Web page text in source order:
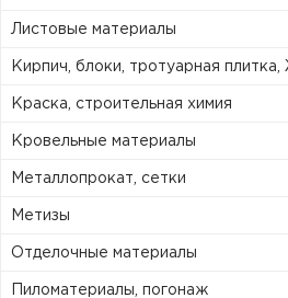
Листовые материалы
Кирпич, блоки, тротуарная
Краска, строительная химия
Кровельные материалы
Металлопрокат, сетки
Метизы
Отделочные материалы
Пиломатериалы, погонаж